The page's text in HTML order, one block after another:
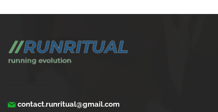
contact.runritual@gmail.com